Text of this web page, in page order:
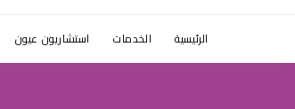
الرئيسية الخدمات استشاريون عيون